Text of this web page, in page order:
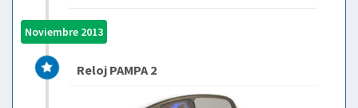
Noviembre 2013
Reloj PAMPA 2